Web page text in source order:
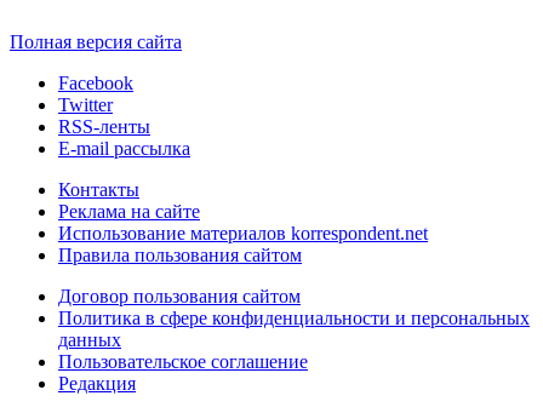
Полная версия сайта
Facebook
Twitter
RSS-ленты
E-mail рассылка
Контакты
Реклама на сайте
Использование материалов korrespondent.net
Правила пользования сайтом
Договор пользования сайтом
Политика в сфере конфиденциальности и персональных
данных
Пользовательское соглашение
Редакция